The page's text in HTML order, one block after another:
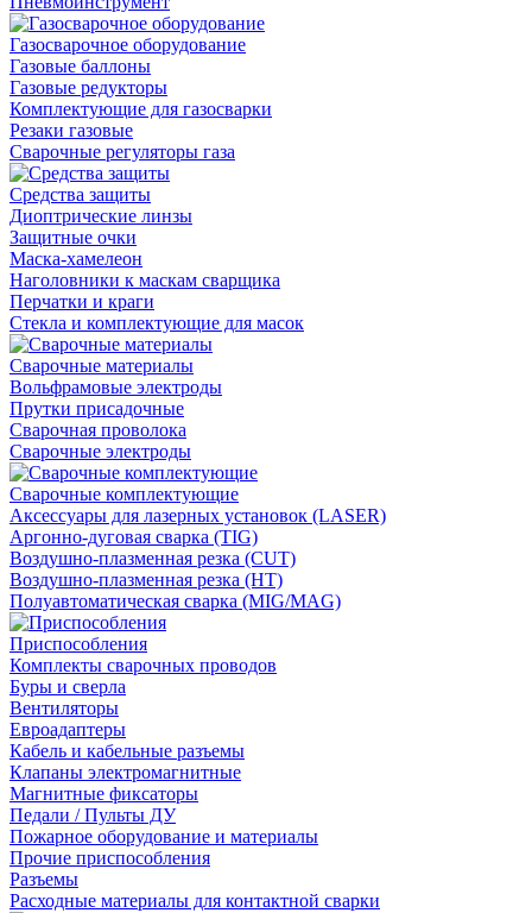
Газосварочное оборудование
Газовые баллоны
Газовые редукторы
Комплектующие для газосварки
Резаки газовые
Сварочные регуляторы газа
Средства защиты
Диоптрические линзы
Защитные очки
Маска-хамелеон
Наголовники к маскам сварщика
Перчатки и краги
Стекла и комплектующие для масок
Сварочные материалы
Вольфрамовые электроды
Прутки присадочные
Сварочная проволока
Сварочные электроды
Сварочные комплектующие
Аксессуары для лазерных установок (LASER)
Аргонно-дуговая сварка (TIG)
Воздушно-плазменная резка (CUT)
Воздушно-плазменная резка (HT)
Полуавтоматическая сварка (MIG/MAG)
Приспособления
Комплекты сварочных проводов
Буры и сверла
Вентиляторы
Евроадаптеры
Кабель и кабельные разъемы
Клапаны электромагнитные
Магнитные фиксаторы
Педали / Пульты ДУ
Пожарное оборудование и материалы
Прочие приспособления
Разъемы
Расходные материалы для контактной сварки